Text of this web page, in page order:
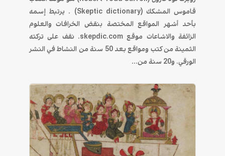
قاموس المشكك (Skeptic dictionary) . يرتبط إسمه
بأحد أشهر المواقع المختصة بنقض الخرافات والعلوم
الزائفة والاشاعات موقع skepdic.com. نقف على تركته
الثمينة من كتب ومواقع بعد 50 سنة من النشاط في النشر
الورقي. و20 سنة من...